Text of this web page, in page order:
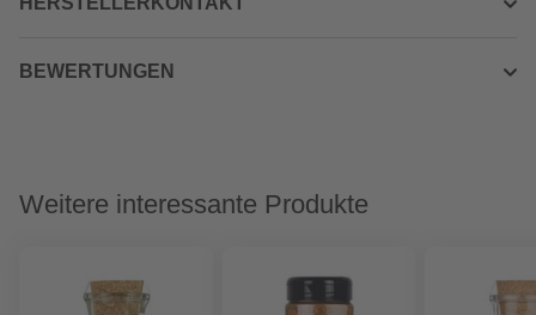
BEWERTUNGEN
Weitere interessante Produkte